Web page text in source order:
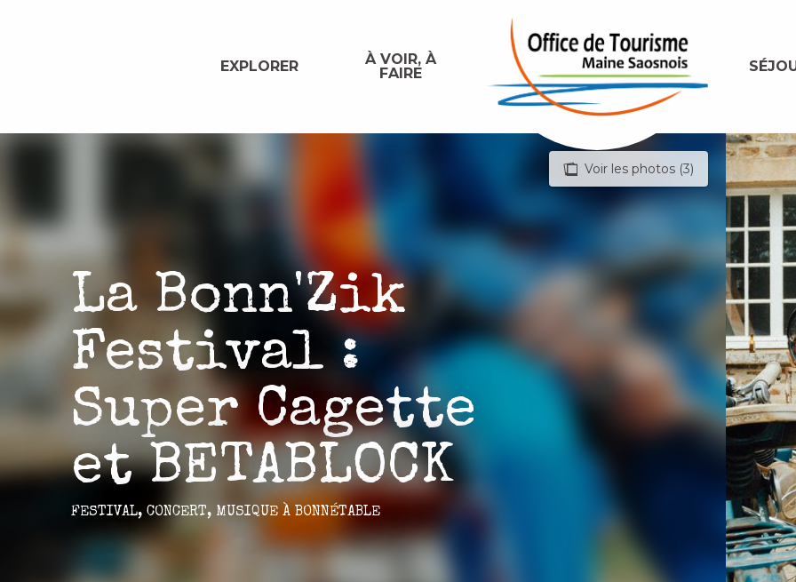
EXPLORER
À VOIR, À
FAIRE
Voir les photos (3)
La Bonn'Zik
Festival :
Super Cagette
et BETABLOCK
FESTIVAL, CONCERT, MUSIQUE À BONNÉTABLE